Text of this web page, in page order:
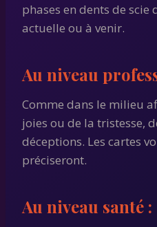
phases en dents de
actuelle ou à venir.
Au niveau
Comme dans le milieu
joies ou de la tristesse,
déceptions. Les cartes
préciseront.
Au niveau santé :